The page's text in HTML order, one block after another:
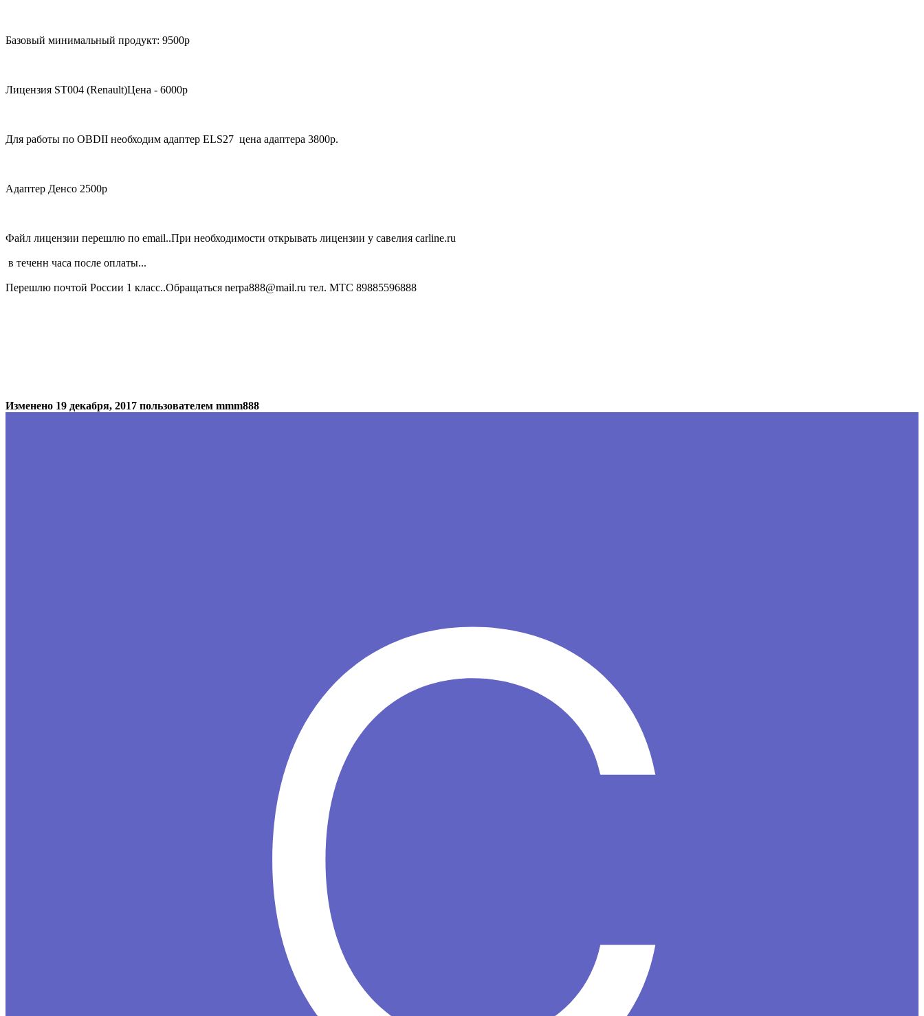
Базовый минимальный продукт: 9500р
Лицензия ST004 (Renault)Цена - 6000р
Для работы по OBDII необходим адаптер ELS27 цена адаптера 3800р.
Адаптер Денсо 2500р
Файл лицензии перешлю по еmail..При необходимости открывать лицензии у савелия carline.ru
в теченн часа после оплаты...
Перешлю почтой России 1 класс..Обращаться nerpa888@mail.ru тел. МТС 89885596888
Изменено 19 декабря, 2017 пользователем mmm888